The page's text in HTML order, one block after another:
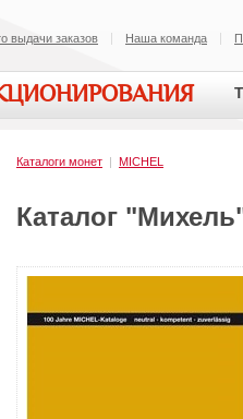
выдачи заказов Наша команда
Каталоги монет | MICHEL
Каталог